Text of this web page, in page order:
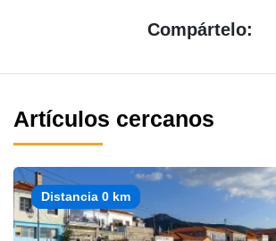
Compártelo:
Artículos cercanos
Distancia 0 km